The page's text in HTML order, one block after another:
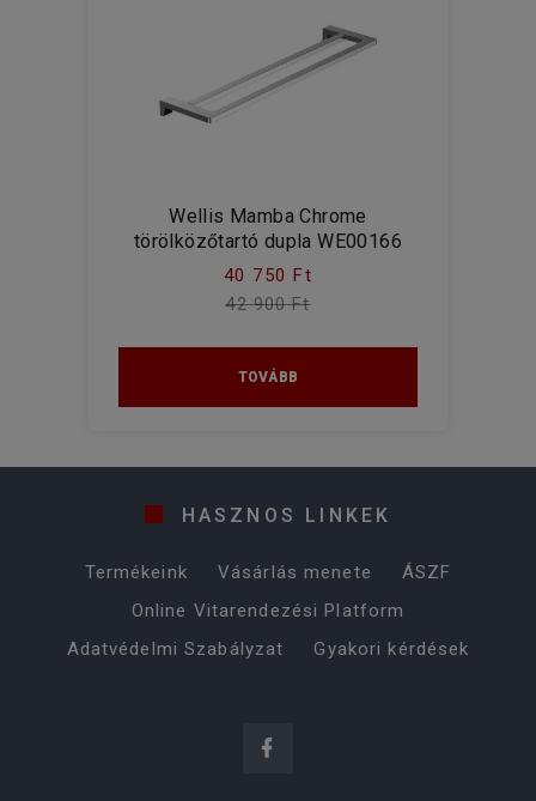
Wellis Mamba Chrome
törölközőtartó dupla WE00166
40 750 Ft
42 900 Ft
TOVÁBB
HASZNOS LINKEK
Termékeink Vásárlás menete
ÁSZF
Online Vitarendezési Platform
Adatvédelmi Szabályzat
Gyakori kérdések